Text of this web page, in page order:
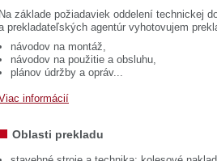
Na základe požiadaviek oddelení technickej
prekladateľských agentúr vyhotovujem
návodov na montáž,
návodov na použitie a obsluhu,
plánov údržby a opráv...
informácií
Oblasti prekladu